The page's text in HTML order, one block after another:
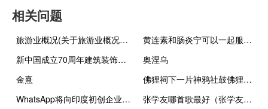
相关问题
旅游业概况(关于旅游业概况的简介)
黄连素和肠炎宁可以一起服用吗（黄连素和肠炎宁可以一起吃吗）
新中国成立70周年建筑装饰行业献礼宝鹰装饰精品(关于新中国成立70周年建筑装饰行业献礼宝鹰装饰精品的简介)
奥涅乌
金熹
佛狸祠下一片神鸦社鼓佛狸是什么（佛狸祠下一片神鸦社鼓中的佛狸是指啥）
WhatsApp将向印度初创企业生态系统投资25万美元
张学友哪首歌最好（张学友哪首歌好听）